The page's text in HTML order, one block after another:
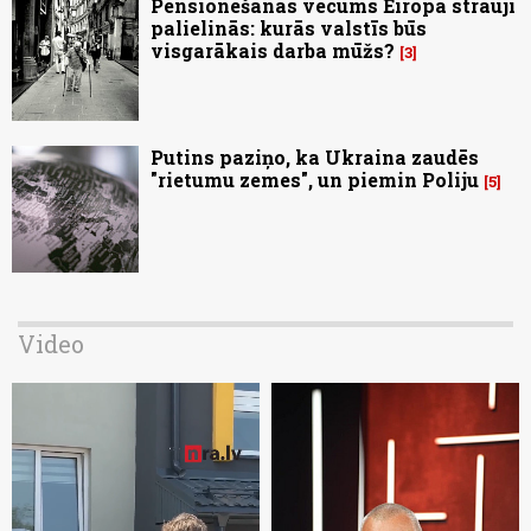
Pensionēšanās vecums Eiropā strauji
palielinās: kurās valstīs būs
visgarākais darba mūžs? 3
Putins paziņo, ka Ukraina zaudēs
"rietumu zemes", un piemin Poliju 5
Video